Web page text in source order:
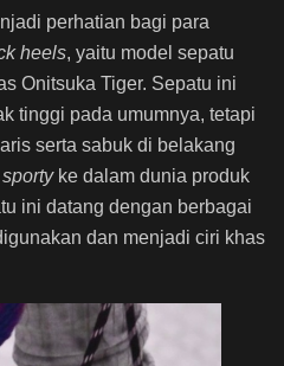
perhatian bagi para
heels, yaitu model sepatu
Onitsuka Tiger. Sepatu ini
tinggi pada umumnya, tetapi
serta sabuk di belakang
sportyke dalam dunia produk
ini datang dengan berbagai
dan menjadi ciri khas